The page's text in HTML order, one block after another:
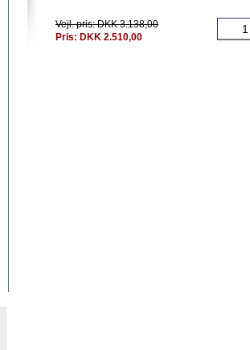
Vejl. pris: DKK 3.138,00
Pris: DKK 2.510,00